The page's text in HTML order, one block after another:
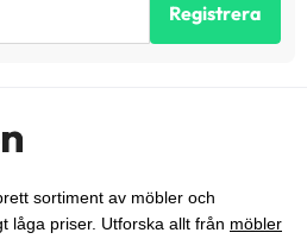
Registrera
sortiment av möbler och
låga priser. Utforska allt från möbler